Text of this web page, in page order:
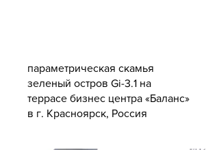
параметрическая скамья
зеленый остров Gi-3.1 на
террасе бизнес центра «Баланс»
в г. Красноярск, Россия